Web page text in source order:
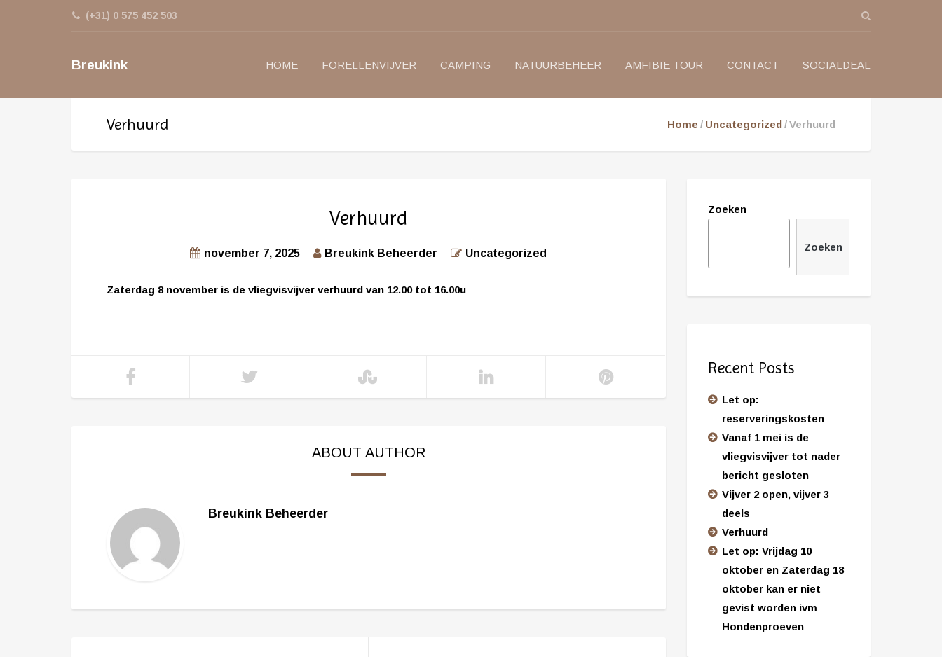
(+31) 0 575 452 503
Breukink HOME FORELLENVIJVER CAMPING NATUURBEHEER AMFIBIE TOUR CONTACT SOCIALDEAL
Verhuurd Home Uncategorized Verhuurd
Verhuurd
november 7, 2025 Breukink Beheerder Uncategorized
Zaterdag 8 november is de vliegvisvijver verhuurd van 12.00 tot 16.00u
ABOUT AUTHOR
Breukink Beheerder
Zoeken
Zoeken
Recent Posts
Let op:
reserveringskosten
Vanaf 1 mei is de
vliegvisvijver tot nader
bericht gesloten
Vijver 2 open, vijver 3
deels
Verhuurd
Let op: Vrijdag 10
oktober en Zaterdag 18
oktober kan er niet
gevist worden ivm
Hondenproeven